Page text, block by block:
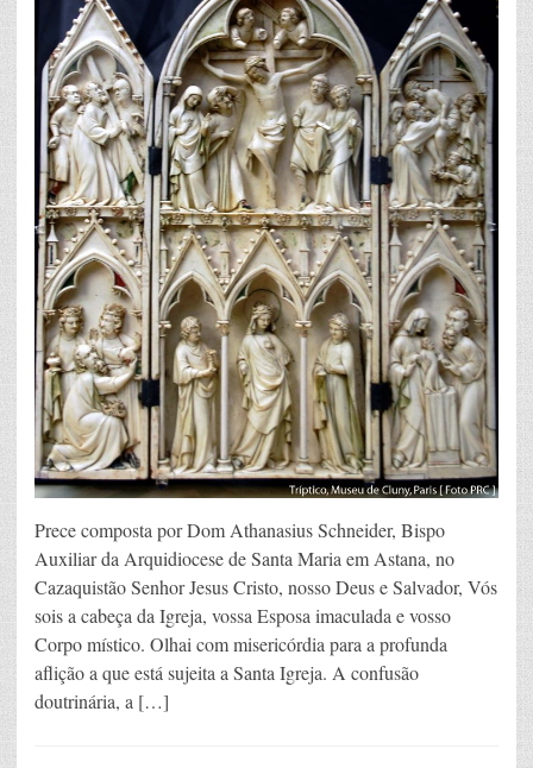
Prece composta por Dom Athanasius Schneider, Bispo
Auxiliar da Arquidiocese de Santa Maria em Astana, no
Cazaquistão Senhor Jesus Cristo, nosso Deus e Salvador, Vós
sois a cabeça da Igreja, vossa Esposa imaculada e vosso
Corpo místico. Olhai com misericórdia para a profunda
aflição a que está sujeita a Santa Igreja. A confusão
doutrinária, a […]